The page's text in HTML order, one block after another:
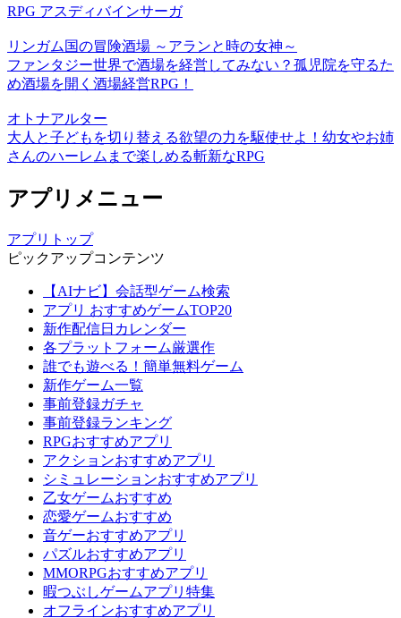
RPG アスディバインサーガ
リンガム国の冒険酒場 ～アランと時の女神～
ファンタジー世界で酒場を経営してみない？孤児院を守るた
め酒場を開く酒場経営RPG！
オトナアルター
大人と子どもを切り替える欲望の力を駆使せよ！幼女やお姉
さんのハーレムまで楽しめる斬新なRPG
アプリメニュー
アプリトップ
ピックアップコンテンツ
【AIナビ】会話型ゲーム検索
アプリ おすすめゲームTOP20
新作配信日カレンダー
各プラットフォーム厳選作
誰でも遊べる！簡単無料ゲーム
新作ゲーム一覧
事前登録ガチャ
事前登録ランキング
RPGおすすめアプリ
アクションおすすめアプリ
シミュレーションおすすめアプリ
乙女ゲームおすすめ
恋愛ゲームおすすめ
音ゲーおすすめアプリ
パズルおすすめアプリ
MMORPGおすすめアプリ
暇つぶしゲームアプリ特集
オフラインおすすめアプリ